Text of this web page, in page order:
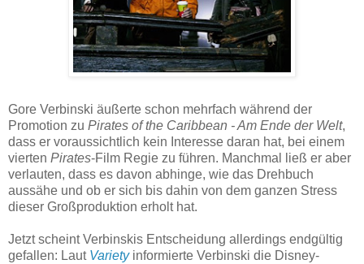
Gore Verbinski äußerte schon mehrfach während der
Promotion zu Pirates of the Caribbean - Am Ende der Welt,
dass er voraussichtlich kein Interesse daran hat, bei einem
vierten Pirates-Film Regie zu führen. Manchmal ließ er aber
verlauten, dass es davon abhinge, wie das Drehbuch
aussähe und ob er sich bis dahin von dem ganzen Stress
dieser Großproduktion erholt hat.
Jetzt scheint Verbinskis Entscheidung allerdings endgültig
gefallen: Laut Varietyinformierte Verbinski die Disney-